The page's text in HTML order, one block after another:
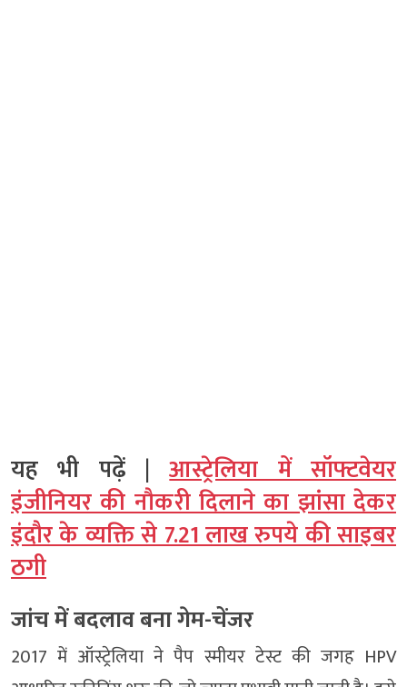
यह भी पढ़ें |आस्ट्रेलिया में सॉफ्टवेयर
इंजीनियर की नौकरी दिलाने का झांसा देकर
इंदौर के व्यक्ति से 7.21 लाख रुपये की साइबर
ठगी
जांच में बदलाव बना गेम-चेंजर
2017 में ऑस्ट्रेलिया ने पैप स्मीयर टेस्ट की जगह HPV